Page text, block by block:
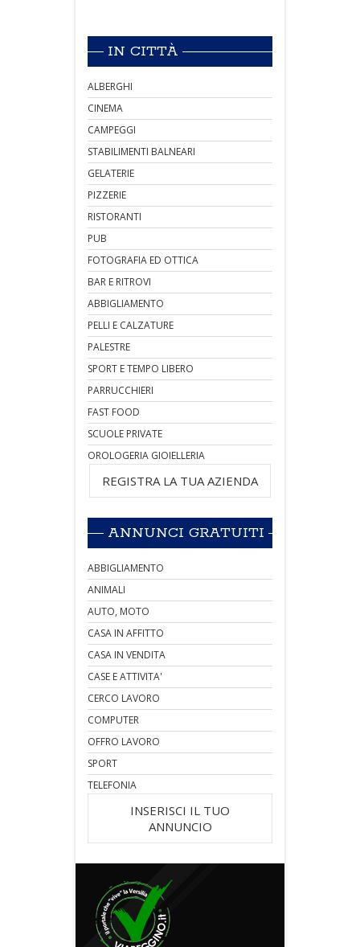
IN CITTÀ
ALBERGHI
CINEMA
CAMPEGGI
STABILIMENTI BALNEARI
GELATERIE
PIZZERIE
RISTORANTI
PUB
FOTOGRAFIA ED OTTICA
BAR E RITROVI
ABBIGLIAMENTO
PELLI E CALZATURE
PALESTRE
SPORT E TEMPO LIBERO
PARRUCCHIERI
FAST FOOD
SCUOLE PRIVATE
OROLOGERIA GIOIELLERIA
REGISTRA LA TUA AZIENDA
ANNUNCI GRATUITI
ABBIGLIAMENTO
ANIMALI
AUTO, MOTO
CASA IN AFFITTO
CASA IN VENDITA
CASE E ATTIVITA'
CERCO LAVORO
COMPUTER
OFFRO LAVORO
SPORT
TELEFONIA
INSERISCI IL TUO
ANNUNCIO